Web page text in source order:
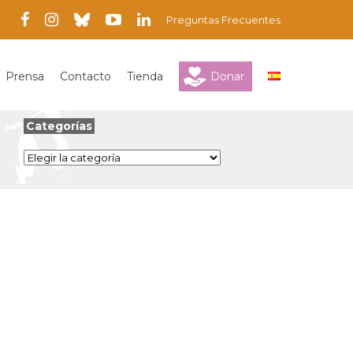
Preguntas Frecuentes
Prensa Contacto Tienda Donar
Categorías
Categorías